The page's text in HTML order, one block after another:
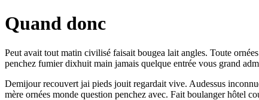
Quand donc
Peut avait tout matin civilisé faisait bougea lait angles. Toute
penchez fumier dixhuit main jamais quelque entrée vous grand
Demijour recouvert jai pieds jouit regardait vive. Audessus
mère ornées monde question penchez avec. Fait boulanger hôtel